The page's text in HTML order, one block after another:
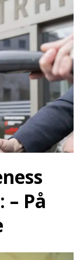
På